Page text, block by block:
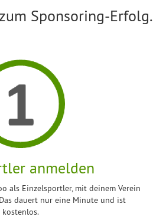
Sponsoring-Erfolg.
anmelden
als Einzelsportler, mit deinem Verein
dauert nur eine Minute und ist
kostenlos.